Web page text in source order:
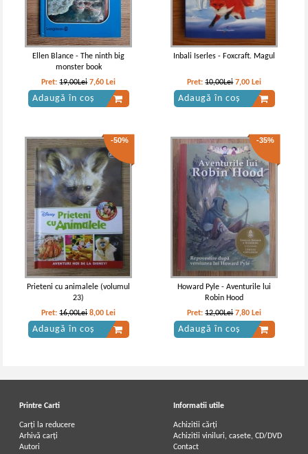
IN STOC
Pret:13,00Lei9,10Lei
Adaugă în coș
IN STOC
Pret:10,00Lei7,00Lei
Adaugă în coș
-40%
Mark Twain - Aventurile lui Tom
Sawyer
IN STOC
Pret:10,00Lei 6,00Lei
Adaugă în coș
-40%
Mark Twain - Aventurile lui Tom
Sawyer
IN STOC
Pret:
10,00Lei6,00Lei
Adaugă în coș
-50%
Mark Twain - Aventurile lui Tom
-40%
Mark Twain - Aventurile lui Tom
Ellen Blance - The ninth big
monster book
Pret:19,00Lei 7,60 Lei
Adaugă în coș
Inbali Iserles - Foxcraft. Magul
Pret:10,00Lei 7,00 Lei
Adaugă în coș
-50%
Prieteni cu animalele (volumul
23)
Pret:16,00Lei 8,00 Lei
Adaugă în coș
-35%
Howard Pyle - Aventurile lui
Robin Hood
Pret:12,00Lei 7,80 Lei
Adaugă în coș
Printre Carti
Carți la reducere
Arhivă carți
Autori
Informatii utile
Achizitii cărți
Achizitii viniluri, casete, CD/DVD
Contact